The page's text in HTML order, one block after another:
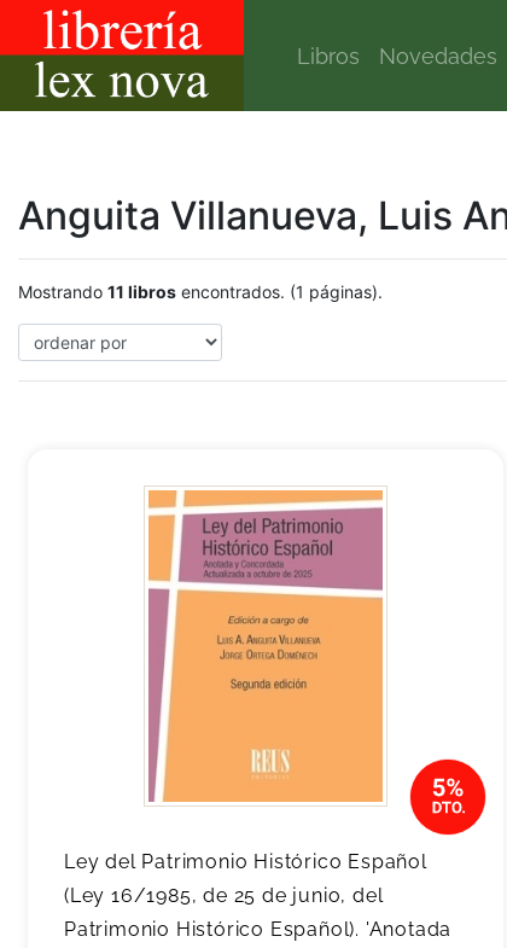
Libros Novedades
Anguita Villanueva, Luis
Mostrando 11 libros encontrados. (1 páginas).
Ley del Patrimonio Histórico Español
(Ley 16/1985, de 25 de junio, del
Patrimonio Histórico Español). 'Anotada